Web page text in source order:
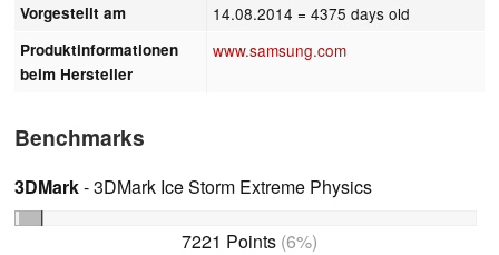
Vorgestellt am 14.08.2014 = 4375 days old
Produktinformationen
beim Hersteller
www.samsung.com
Benchmarks
3DMark- 3DMark Ice Storm Extreme Physics
7221 Points (6%)